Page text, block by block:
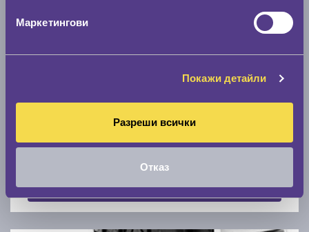
Маркетингови
Покажи детайли
Разреши всички
Отказ
Покажи гуми